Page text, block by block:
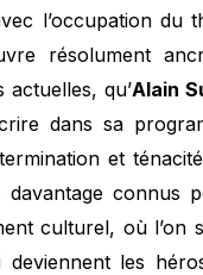
l’occupation du
résolument
actuelles, qu’Alain
dans sa
et
davantage
culturel, où l’on
deviennent les